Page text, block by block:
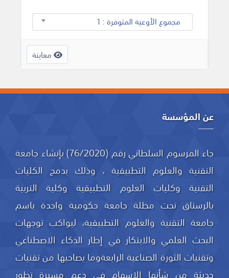
مجموع الأوعية المتوفرة : 1
معاينة
عن المؤسسة
جاء المرسوم السلطاني رقم (76/2020) بإنشاء جامعة
التقنية والعلوم التطبيقية ، وذلك بدمج الكليات
التقنية وكليات العلوم التطبيقية وكلية التربية
بالرستاق تحت مظلة جامعة حكومية واحدة باسم
جامعة التقنية والعلوم التطبيقية، ليواكب توجهات
البحث العلمي والابتكار في إطار الذكاء الاصطناعي
وتقنيات الثورة الصناعية الرابعةوما يصاحبها من تقنيات
حديثة من شأنها الإسهام في دعم مسيرة تطور